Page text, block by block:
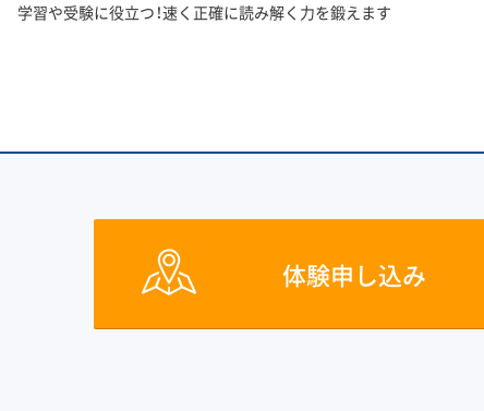
学習や受験に役立つ！速く正確に読み解く力を鍛えます
体験申し込み